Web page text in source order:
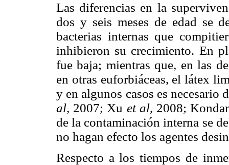
Las diferencias en la
dos y seis meses de edad se
bacterias internas que
inhibieron su crecimiento. En
fue baja; mientras que, en las
en otras euforbiáceas, el látex
y en algunos casos es
al, 2007; Xu et al, 2008;
de la contaminación interna se
no hagan efecto los agentes
Respecto a los tiempos de